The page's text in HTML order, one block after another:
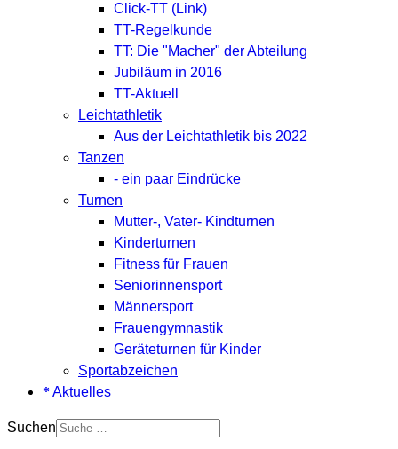
Click-TT (Link)
TT-Regelkunde
TT: Die "Macher" der Abteilung
Jubiläum in 2016
TT-Aktuell
Leichtathletik
Aus der Leichtathletik bis 2022
Tanzen
- ein paar Eindrücke
Turnen
Mutter-, Vater- Kindturnen
Kinderturnen
Fitness für Frauen
Seniorinnensport
Männersport
Frauengymnastik
Geräteturnen für Kinder
Sportabzeichen
Aktuelles
Suchen